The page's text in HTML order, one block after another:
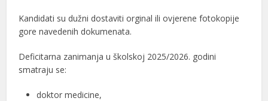
Kandidati su dužni dostaviti orginal ili ovjerene fotokopije
gore navedenih dokumenata.
Deficitarna zanimanja u školskoj 2025/2026. godini
smatraju se:
doktor medicine,